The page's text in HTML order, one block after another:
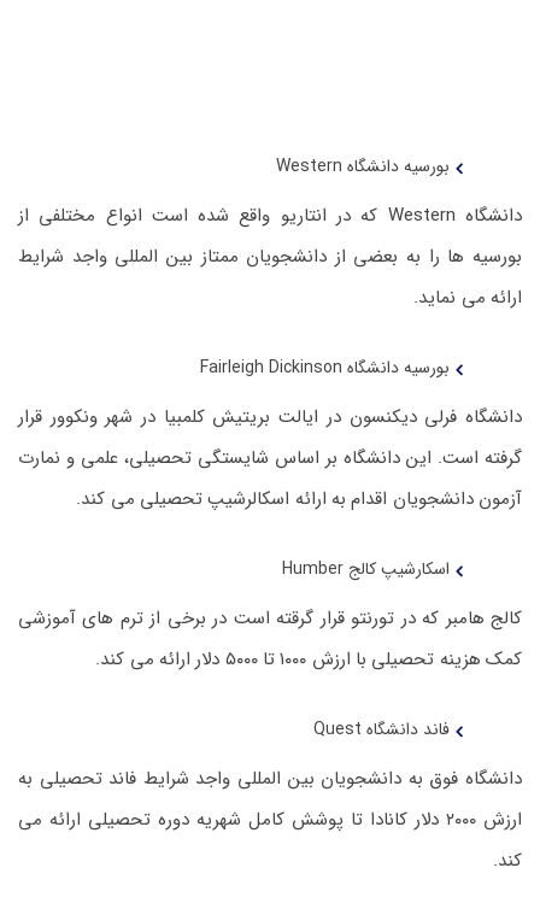
بورسیه دانشگاه Western
دانشگاه Western که در انتاریو واقع شده است انواع مختلفی از
بورسیه ها را به بعضی از دانشجویان ممتاز بین المللی واجد شرایط
ارائه می نماید.
بورسیه دانشگاه Fairleigh Dickinson
دانشگاه فرلی دیکنسون در ایالت بریتیش کلمبیا در شهر ونکوور قرار
گرفته است. این دانشگاه بر اساس شایستگی تحصیلی، علمی و نمارت
آزمون دانشجویان اقدام به ارائه اسکالرشیپ تحصیلی می کند.
اسکارشیپ کالج Humber
کالج هامبر که در تورنتو قرار گرقته است در برخی از ترم های آموزشی
کمک هزینه تحصیلی با ارزش ۱۰۰۰ تا ۵۰۰۰ دلار ارائه می کند.
فاند دانشگاه Quest
دانشگاه فوق به دانشجویان بین المللی واجد شرایط فاند تحصیلی به
ارزش ۲۰۰۰ دلار کانادا تا پوشش کامل شهریه دوره تحصیلی ارائه می
کند.